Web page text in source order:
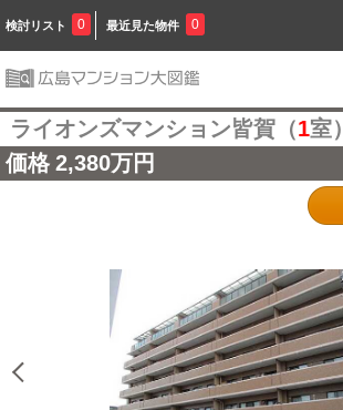
検討リスト 0 最近見た物件 0
ライオンズマンション皆賀（1室）
価格 2,380万円